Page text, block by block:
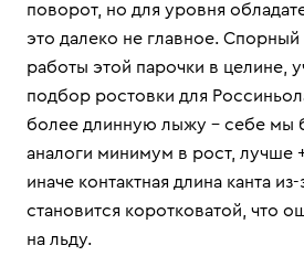
поворот, но для уровня
это далеко не главное.
работы этой парочки в целине,
подбор ростовки для
более длинную лыжу – себе мы
аналоги минимум в рост, лучше
иначе контактная длина канта
становится коротковатой, что
на льду.